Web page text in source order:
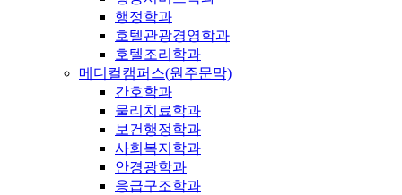
행정학과
호텔관광경영학과
호텔조리학과
메디컬캠퍼스(원주문막)
간호학과
물리치료학과
보건행정학과
사회복지학과
안경광학과
응급구조학과